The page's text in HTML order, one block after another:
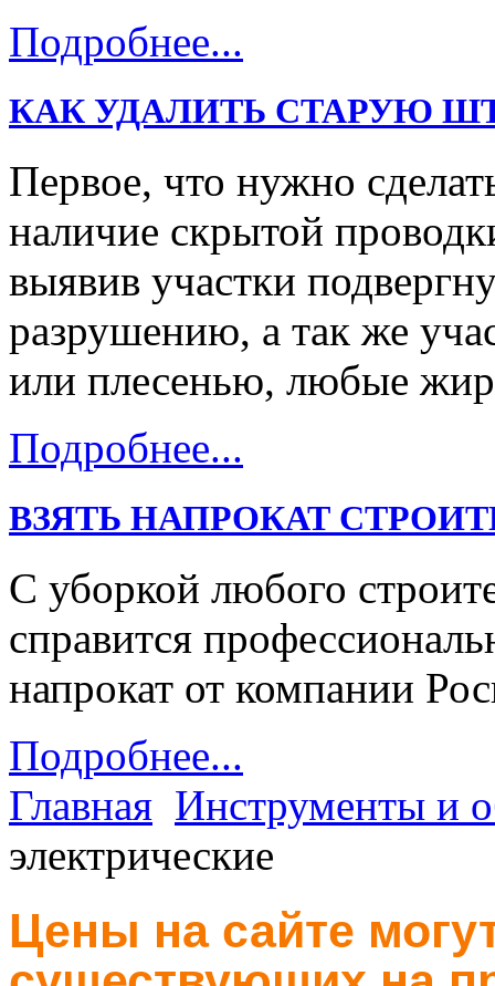
Подробнее...
КАК УДАЛИТЬ СТАРУЮ
Первое, что нужно
наличие скрытой
выявив участки
разрушению, а так же
или плесенью, любые
Подробнее...
ВЗЯТЬ НАПРОКАТ
С уборкой любого
справится
напрокат от компании
Подробнее...
Главная Инструменты и
электрические
Цены на сайте